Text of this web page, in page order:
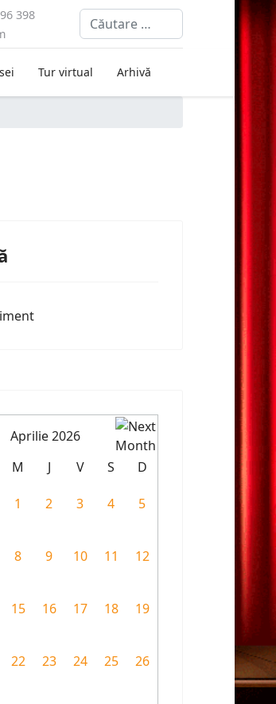
398
Cautare
Tur virtual Arhivă
Aprilie 2026
M J V S D
1 2 3 4 5
8 9 10 11 12
15 16 17 18 19
22 23 24 25 26